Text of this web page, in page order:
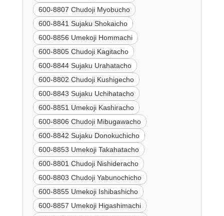
600-8807 Chudoji Myobucho
600-8841 Sujaku Shokaicho
600-8856 Umekoji Hommachi
600-8805 Chudoji Kagitacho
600-8844 Sujaku Urahatacho
600-8802 Chudoji Kushigecho
600-8843 Sujaku Uchihatacho
600-8851 Umekoji Kashiracho
600-8806 Chudoji Mibugawacho
600-8842 Sujaku Donokuchicho
600-8853 Umekoji Takahatacho
600-8801 Chudoji Nishideracho
600-8803 Chudoji Yabunochicho
600-8855 Umekoji Ishibashicho
600-8857 Umekoji Higashimachi